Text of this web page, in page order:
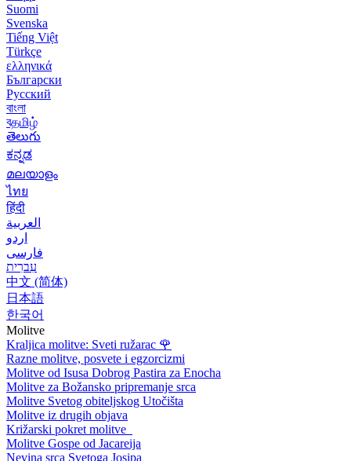
Suomi
Svenska
Tiếng Việt
Türkçe
ελληνικά
Български
Русский
বাংলা
বதமிழ்
తెలుగు
ಕನ್ನಡ
മലയാളം
ไทย
हिंदी
العربية
اردو
فارسی
עִברִית
中文 (简体)
日本語
한국어
Molitve
Kraljica molitve: Sveti ružarac 🌹
Razne molitve, posvete i egzorcizmi
Molitve od Isusa Dobrog Pastira za Enocha
Molitve za Božansko pripremanje srca
Molitve Svetog obiteljskog Utočišta
Molitve iz drugih objava
Križarski pokret molitve
Molitve Gospe od Jacareija
Nevina srca Svetoga Josipa